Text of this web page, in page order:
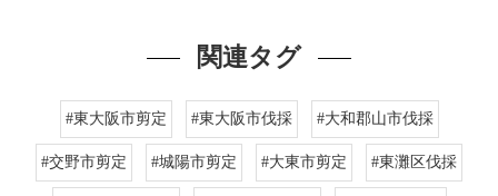
関連タグ
#東大阪市剪定 #東大阪市伐採 #大和郡山市伐採
#交野市剪定 #城陽市剪定 #大東市剪定 #東灘区伐採